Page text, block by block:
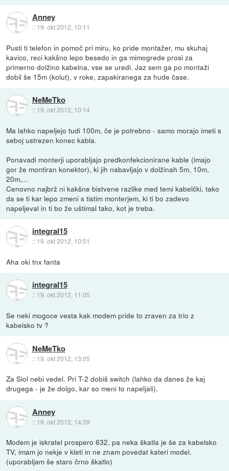
Anney
:: 19. okt 2012, 10:11
Pusti ti telefon in pomoč pri miru, ko pride montažer, mu skuhaj
kavico, reci kakšno lepo besedo in ga mimogrede prosi za
primerno dolžino kabelna, vse se uredi. Jaz sem ga po montaži
dobil še 15m (kolut), v roke, zapakiranega za hude čase.
NeMeTko
:: 19. okt 2012, 10:14
Ma lahko napeljejo tudi 100m, če je potrebno - samo morajo imeti s
seboj ustrezen konec kabla.
Ponavadi monterji uporabljajo predkonfekcionirane kable (imajo
gor že montiran konektor), ki jih nabavljajo v dolžinah 5m, 10m,
20m,...
Cenovno najbrž ni kakšne bistvene razlike med temi kabelčki, tako
da se ti kar lepo zmeni s tistim monterjem, ki ti bo zadevo
napeljeval in ti bo že uštimal tako, kot je treba.
integral15
:: 19. okt 2012, 10:51
Aha oki tnx fanta
integral15
:: 19. okt 2012, 11:05
Se neki mogoce vesta kak modem pride to zraven za trio z
kabelsko tv ?
NeMeTko
:: 19. okt 2012, 13:05
Za Siol nebi vedel. Pri T-2 dobiš switch (lahko da danes že kaj
drugega - je že dolgo, kar so meni to napeljali).
Anney
:: 19. okt 2012, 14:39
Modem je iskratel prospero 632, pa neka škatla je še za kabelsko
TV, imam jo nekje v kleti in ne znam povedat kateri model.
(uporabljam še staro črno škatlo)